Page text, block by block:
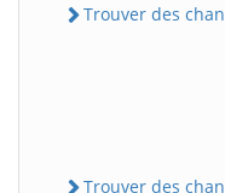
Trouver des
Trouver des